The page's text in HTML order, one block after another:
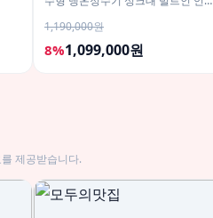
1,190,000원
8%1,099,000원
제공받습니다.